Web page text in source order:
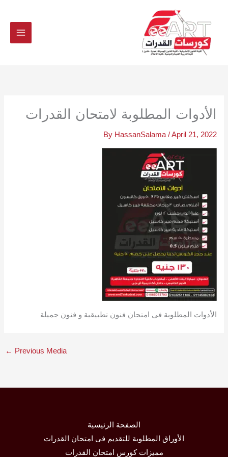
الأدوات المطلوبة لامتحان القدرات
By HassanSalama /April 21, 2022
الأدوات المطلوبة فى امتحان فنون تطبيقية و فنون جميلة
← Previous Media
الصفحة الرئيسية
الأوراق المطلوبة للتقديم فى امتحان القدرات
مميزات كورس امتحان القدرات